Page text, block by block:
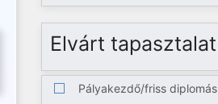
Elvárt tapasztalat
Pályakezdő/friss diplomás